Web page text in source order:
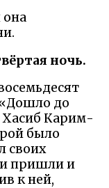
она
ночь.
«Дошло до
Хасиб Карим-
было
своих
пришли и
к ней,